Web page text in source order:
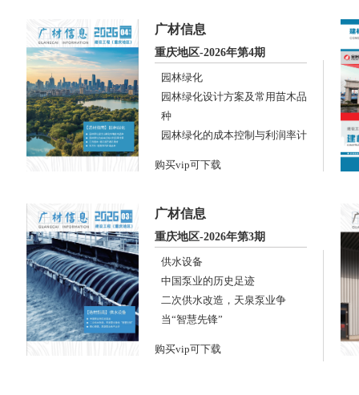
系统
广材信息
重庆地区-2026年第4期
园林绿化
园林绿化设计方案及常用苗木品
种
园林绿化的成本控制与利润率计
江氏园林·遇见园艺遇见美好
购买vip可下载
广材信息
重庆地区-2026年第3期
供水设备
中国泵业的历史足迹
二次供水改造，天泉泵业争
当“智慧先锋”
购买vip可下载